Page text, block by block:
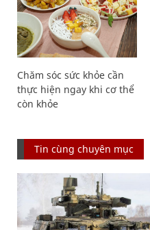
Chăm sóc sức khỏe cần
thực hiện ngay khi cơ thể
còn khỏe
Tin cùng chuyên mục